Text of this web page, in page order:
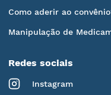
Como aderir ao
Manipulação de
Redes sociais
Instagram